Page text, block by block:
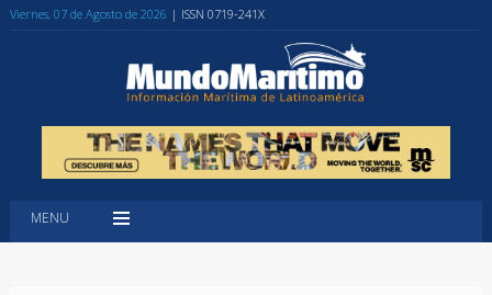
Viernes, 07 de Agosto de 2026 | ISSN 0719-241X
MENU